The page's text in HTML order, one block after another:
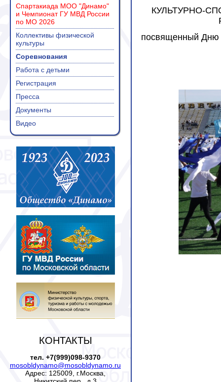
Спартакиада МОО "Динамо"
и Чемпионат ГУ МВД России
по МО 2026
Коллективы физической
культуры
Соревнования
Работа с детьми
Регистрация
Пресса
Документы
Видео
КОНТАКТЫ
тел. +7(999)098-9370
mosobldynamo@mosobldynamo.ru
Адрес: 125009, г.Москва,
КУЛЬТУРНО-
посвященный Дню